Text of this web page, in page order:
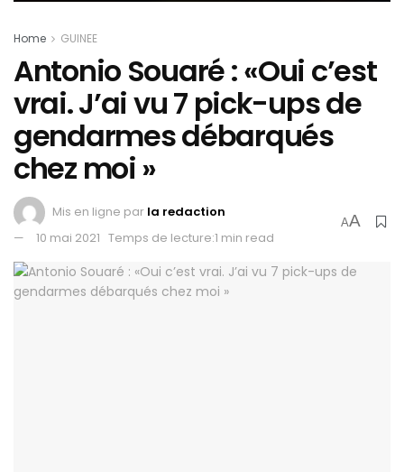
Home GUINEE
Antonio Souaré : «Oui c’est
vrai. J’ai vu 7 pick-ups de
gendarmes débarqués
chez moi »
Mis en ligne par la redaction
10 mai 2021 Temps de lecture:1 min read
AA